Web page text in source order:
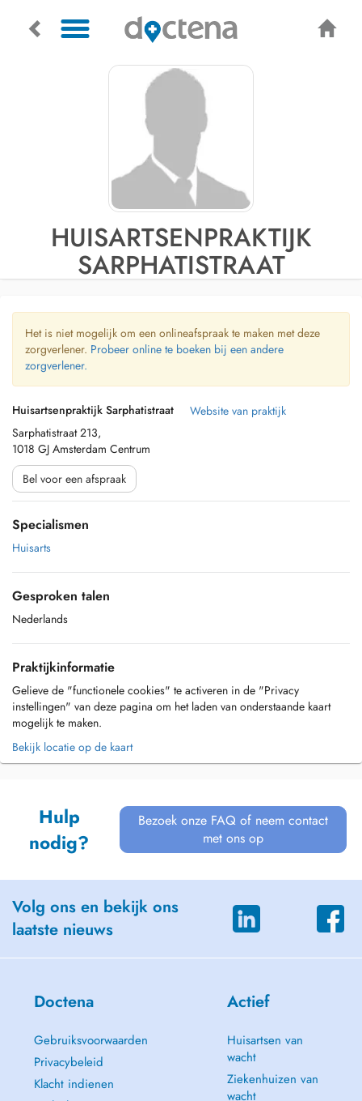
HUISARTSENPRAKTIJK
SARPHATISTRAAT
Het is niet mogelijk om een onlineafspraak te maken met deze
zorgverlener. Probeer online te boeken bij een andere
zorgverlener.
Huisartsenpraktijk Sarphatistraat
Sarphatistraat 213,
1018 GJ Amsterdam Centrum
Website van praktijk
Bel voor een afspraak
Specialismen
Huisarts
Gesproken talen
Nederlands
Praktijkinformatie
Gelieve de "functionele cookies" te activeren in de "Privacy
instellingen" van deze pagina om het laden van onderstaande kaart
mogelijk te maken.
Bekijk locatie op de kaart
Hulp
nodig?
Bezoek onze FAQ of neem contact
met ons op
Volg ons en bekijk ons
laatste nieuws
Doctena
Gebruiksvoorwaarden
Privacybeleid
Klacht indienen
Actief
Huisartsen van
wacht
Ziekenhuizen van
wacht